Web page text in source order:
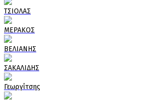
ΤΣΙΟΛΑΣ
ΜΕΡΑΚΟΣ
ΒΕΛΙΑΝΗΣ
ΣΑΚΑΛΙΔΗΣ
Γεωργίτσης